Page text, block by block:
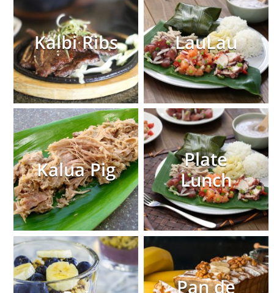
Kalbi Ribs LauLau
Kalua Pig
Plate
Lunch
Pan de